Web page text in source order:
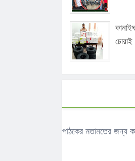
পাঠকের মতামতের জন্য